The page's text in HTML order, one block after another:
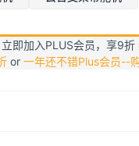
即加入PLUS会员，享9折
or 一年还不错Plus会员--